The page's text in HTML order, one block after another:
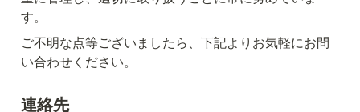
す。
ご不明な点等ございましたら、下記よりお気軽にお問
い合わせください。
連絡先